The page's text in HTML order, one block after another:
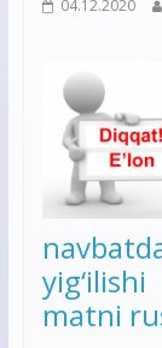
04.12.2020
matni